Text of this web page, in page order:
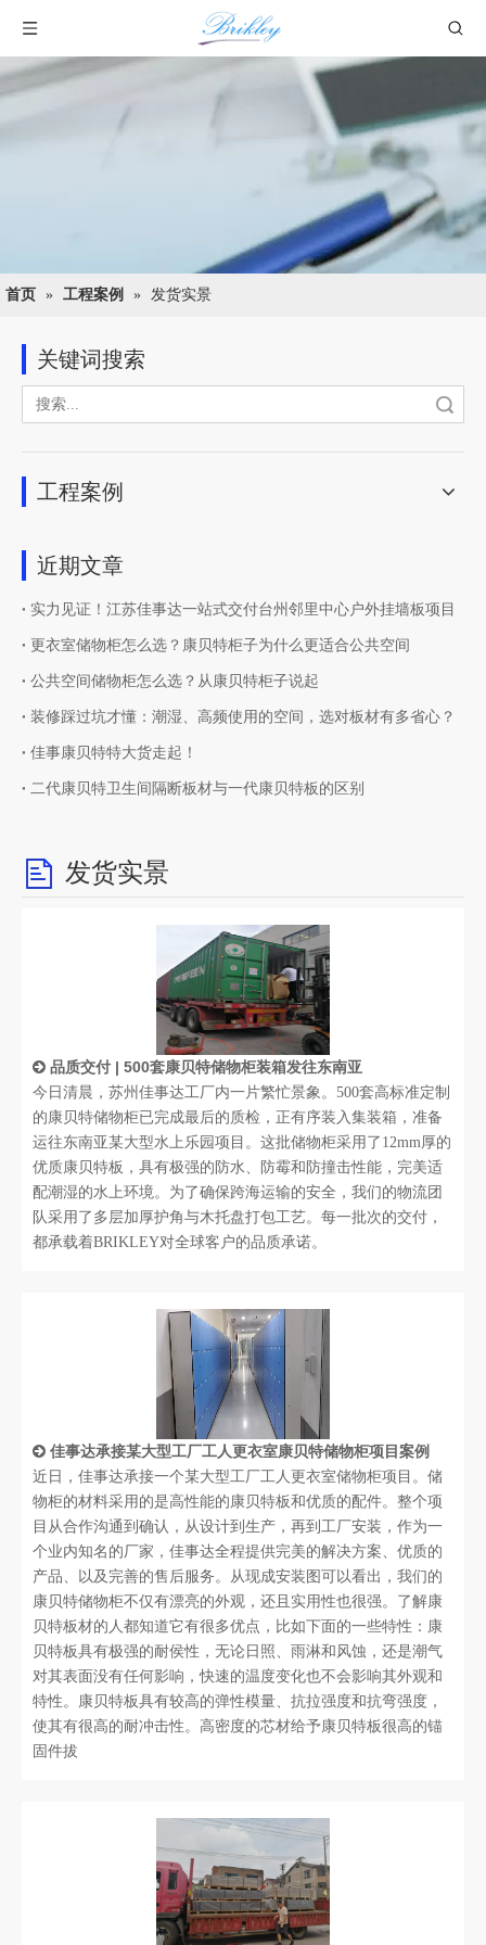
首页 » 工程案例 » 发货实景
关键词搜索
工程案例
近期文章
实力见证！江苏佳事达一站式交付台州邻里中心户外挂墙板项目
更衣室储物柜怎么选？康贝特柜子为什么更适合公共空间
公共空间储物柜怎么选？从康贝特柜子说起
装修踩过坑才懂：潮湿、高频使用的空间，选对板材有多省心？
佳事康贝特特大货走起！
二代康贝特卫生间隔断板材与一代康贝特板的区别
发货实景
品质交付 | 500套康贝特储物柜装箱发往东南亚
今日清晨，苏州佳事达工厂内一片繁忙景象。500套高标准定制
的康贝特储物柜已完成最后的质检，正有序装入集装箱，准备
运往东南亚某大型水上乐园项目。这批储物柜采用了12mm厚的
优质康贝特板，具有极强的防水、防霉和防撞击性能，完美适
配潮湿的水上环境。为了确保跨海运输的安全，我们的物流团
队采用了多层加厚护角与木托盘打包工艺。每一批次的交付，
都承载着BRIKLEY对全球客户的品质承诺。
佳事达承接某大型工厂工人更衣室康贝特储物柜项目案例
近日，佳事达承接一个某大型工厂工人更衣室储物柜项目。储
物柜的材料采用的是高性能的康贝特板和优质的配件。整个项
目从合作沟通到确认，从设计到生产，再到工厂安装，作为一
个业内知名的厂家，佳事达全程提供完美的解决方案、优质的
产品、以及完善的售后服务。从现成安装图可以看出，我们的
康贝特储物柜不仅有漂亮的外观，还且实用性也很强。了解康
贝特板材的人都知道它有很多优点，比如下面的一些特性：康
贝特板具有极强的耐侯性，无论日照、雨淋和风蚀，还是潮气
对其表面没有任何影响，快速的温度变化也不会影响其外观和
特性。康贝特板具有较高的弹性模量、抗拉强度和抗弯强度，
使其有很高的耐冲击性。高密度的芯材给予康贝特板很高的锚
固件拔